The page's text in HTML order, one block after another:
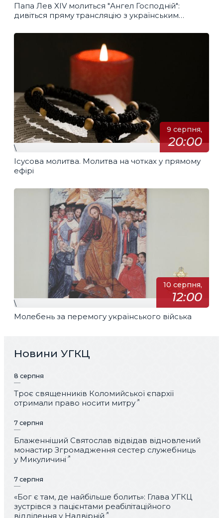
Папа Лев XIV молиться "Ангел Господній":
дивіться пряму трансляцію з українським
9 серпня,
20:00
\
Ісусова молитва. Молитва на чотках у прямому
ефірі
10 серпня,
12:00
\
Молебень за перемогу українського війська
Новини УГКЦ
8 серпня
Троє священників Коломийської єпархії
отримали право носити митру
7 серпня
Блаженніший Святослав відвідав відновлений
монастир Згромадження сестер служебниць
у Микуличині
7 серпня
«Бог є там, де найбільше болить»: Глава УГКЦ
зустрівся з пацієнтами реабілітаційного
відділення у Надвірній